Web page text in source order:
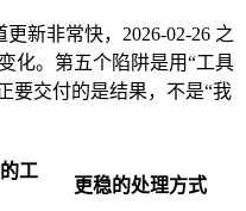
新非常快，2026-02-26 之
化。第五个陷阱是用“工具
要交付的是结果，不是“我
工
更稳的处理方式